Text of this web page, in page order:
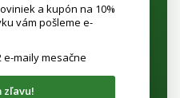
a kupón na 10%
vám pošleme e-
maily mesačne
zľavu!